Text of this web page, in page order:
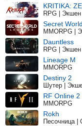
KRITIKA:
RPG | Экшен
Secret
MMORPG |
Dauntless
RPG | Экшен
Lineage M
MMORPG
Destiny 2
Шутер |
RF Online 2
MMORPG
Rokh
Песочница